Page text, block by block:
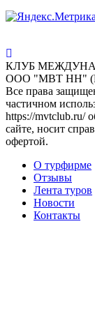
КЛУБ
ООО "МВТ НН"
Все права
частичном
https://mvtclub.ru/
сайте, носит
офертой.
О турфирме
Отзывы
Лента туров
Новости
Контакты